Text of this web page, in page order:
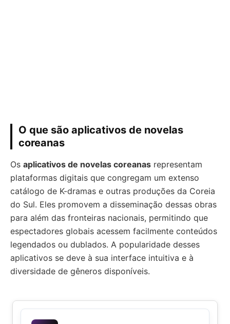
O que são aplicativos de novelas
coreanas
Os aplicativos de novelas coreanas representam
plataformas digitais que congregam um extenso
catálogo de K-dramas e outras produções da Coreia
do Sul. Eles promovem a disseminação dessas obras
para além das fronteiras nacionais, permitindo que
espectadores globais acessem facilmente conteúdos
legendados ou dublados. A popularidade desses
aplicativos se deve à sua interface intuitiva e à
diversidade de gêneros disponíveis.